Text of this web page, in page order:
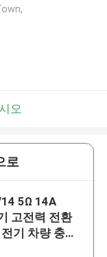
오
로
5Ω 14A
고전력 전환
기 차량 충전